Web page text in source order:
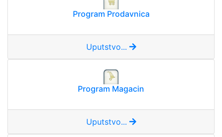
Program Prodavnica
Uputstvo...
Program Magacin
Uputstvo...